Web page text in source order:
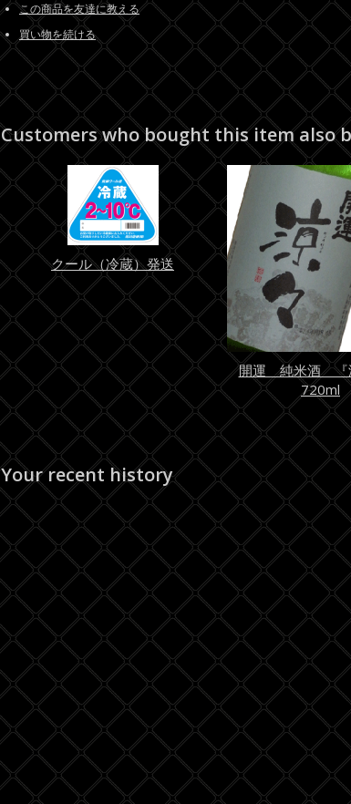
この商品を友達に教える
買い物を続ける
Customers who bought this item also
クール（冷蔵）発送
開運 純米酒 『
720ml
Your recent history